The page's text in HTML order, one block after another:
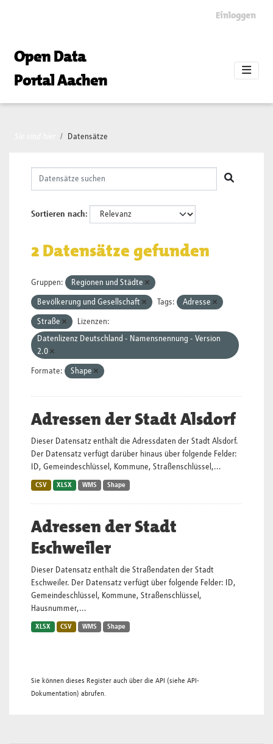
Einloggen
Open Data
Portal Aachen
Datensätze
Sortieren nach
2 Datensätze gefunden
Gruppen: Regionen und Städte
Bevölkerung und Gesellschaft Tags: Adresse
Straße
Lizenzen:
Datenlizenz Deutschland - Namensnennung - Version
2.0
Formate: Shape
Adressen der Stadt Alsdorf
Dieser Datensatz enthält die Adressdaten der Stadt Alsdorf.
Der Datensatz verfügt darüber hinaus über folgende Felder:
ID, Gemeindeschlüssel, Kommune, Straßenschlüssel,...
CSV XLSX WMS Shape
Adressen der Stadt
Eschweiler
Dieser Datensatz enthält die Straßendaten der Stadt
Eschweiler. Der Datensatz verfügt über folgende Felder: ID,
Gemeindeschlüssel, Kommune, Straßenschlüssel,
Hausnummer,...
XLSX CSV WMS Shape
Sie können dieses Register auch über die API (siehe API-
Dokumentation) abrufen.